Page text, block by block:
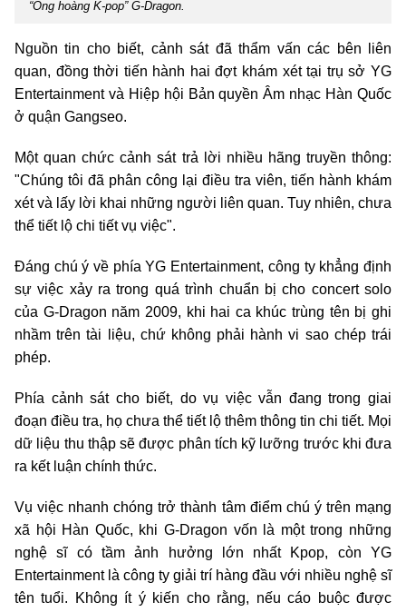
“Ông hoàng K-pop” G-Dragon.
Nguồn tin cho biết, cảnh sát đã thẩm vấn các bên liên
quan, đồng thời tiến hành hai đợt khám xét tại trụ sở YG
Entertainment và Hiệp hội Bản quyền Âm nhạc Hàn Quốc
ở quận Gangseo.
Một quan chức cảnh sát trả lời nhiều hãng truyền thông:
"Chúng tôi đã phân công lại điều tra viên, tiến hành khám
xét và lấy lời khai những người liên quan. Tuy nhiên, chưa
thể tiết lộ chi tiết vụ việc".
Đáng chú ý về phía YG Entertainment, công ty khẳng định
sự việc xảy ra trong quá trình chuẩn bị cho concert solo
của G-Dragon năm 2009, khi hai ca khúc trùng tên bị ghi
nhầm trên tài liệu, chứ không phải hành vi sao chép trái
phép.
Phía cảnh sát cho biết, do vụ việc vẫn đang trong giai
đoạn điều tra, họ chưa thể tiết lộ thêm thông tin chi tiết. Mọi
dữ liệu thu thập sẽ được phân tích kỹ lưỡng trước khi đưa
ra kết luận chính thức.
Vụ việc nhanh chóng trở thành tâm điểm chú ý trên mạng
xã hội Hàn Quốc, khi G-Dragon vốn là một trong những
nghệ sĩ có tầm ảnh hưởng lớn nhất Kpop, còn YG
Entertainment là công ty giải trí hàng đầu với nhiều nghệ sĩ
tên tuổi. Không ít ý kiến cho rằng, nếu cáo buộc được